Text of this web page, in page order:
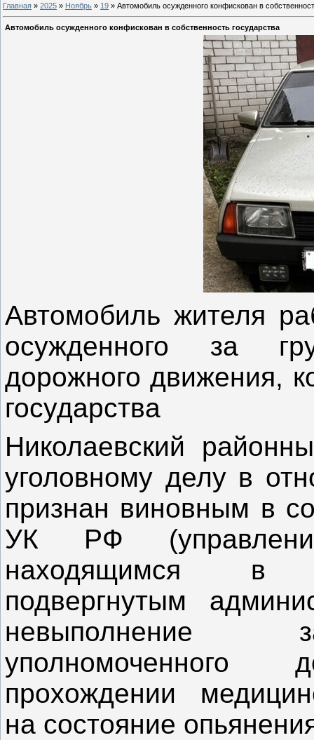
Главная » 2025 » Ноябрь » 19 » Автомобиль осужденного конфискован в
Автомобиль осужденного конфискован в собственность государства
Автомобиль жителя
осужденного за
дорожного движения,
государства
️Николаевский
уголовному делу в
признан виновным в
УК РФ
находящимся в
подвергнутым
невыполнение
прохождении
на состояние